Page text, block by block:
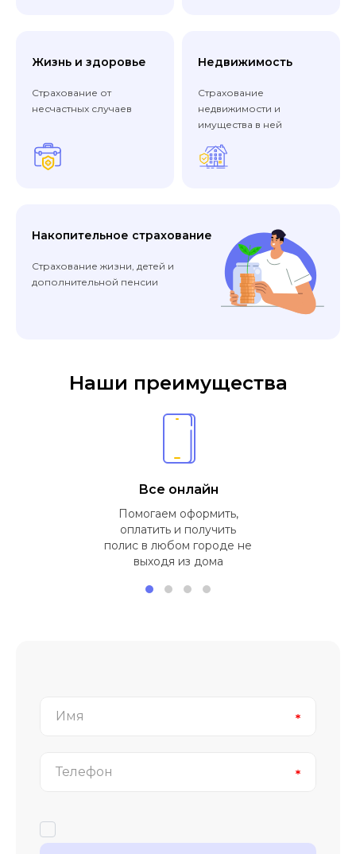
Жизнь и здоровье
Страхование от
несчастных случаев
Недвижимость
Страхование
недвижимости и
имущества в ней
Накопительное страхование
Страхование жизни, детей и
дополнительной пенсии
Наши преимущества
Все онлайн
Помогаем оформить,
оплатить и получить
полис в любом городе не
выходя из дома
Имя
Телефон